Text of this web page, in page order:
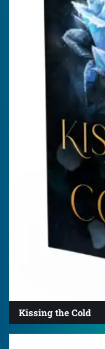
Kissing the Cold